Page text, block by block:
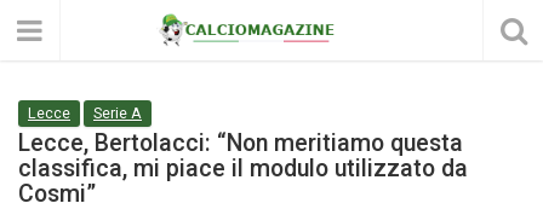
Lecce Serie A
Lecce, Bertolacci: “Non meritiamo questa
classifica, mi piace il modulo utilizzato da
Cosmi”